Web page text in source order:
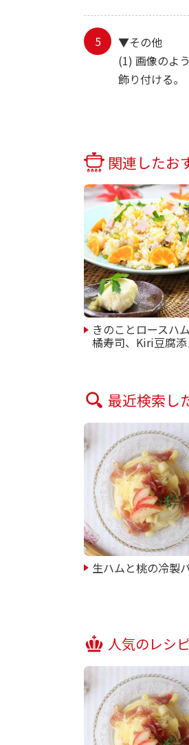
▼その他
(1) 画像のよ
飾り付ける。
関連したお
きのことロースハ
橘寿司、Kiri豆腐
最近検索し
生ハムと桃の冷製
人気のレシピ